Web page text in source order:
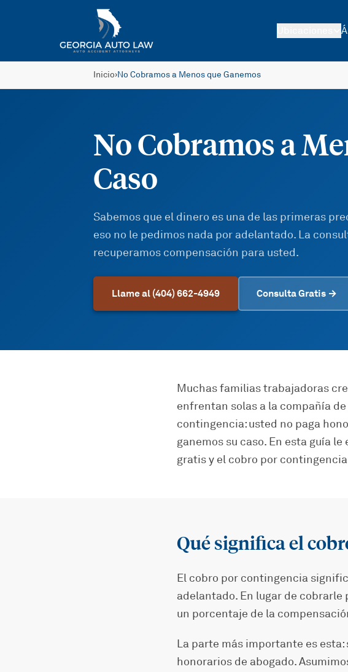
Saltar al contenido principal
Inicio›No Cobramos a Menos que Ganemos
No Cobramos a
Caso
Sabemos que el dinero es una de las primeras
eso no le pedimos nada por adelantado. La
recuperamos compensación para usted.
Llame al (404) 662-4949 Consulta Gratis →
Muchas familias trabajadoras
enfrentan solas a la compañía
contingencia: usted no paga
ganemos su caso. En esta guía
gratis y el cobro por
Qué significa el
El cobro por contingencia
adelantado. En lugar de
un porcentaje de la
La parte más importante es esta:
honorarios de abogado.